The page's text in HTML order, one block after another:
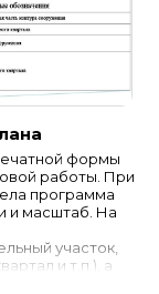
формы
работы. При
программа
и масштаб. На
участок,
и т.п.), а